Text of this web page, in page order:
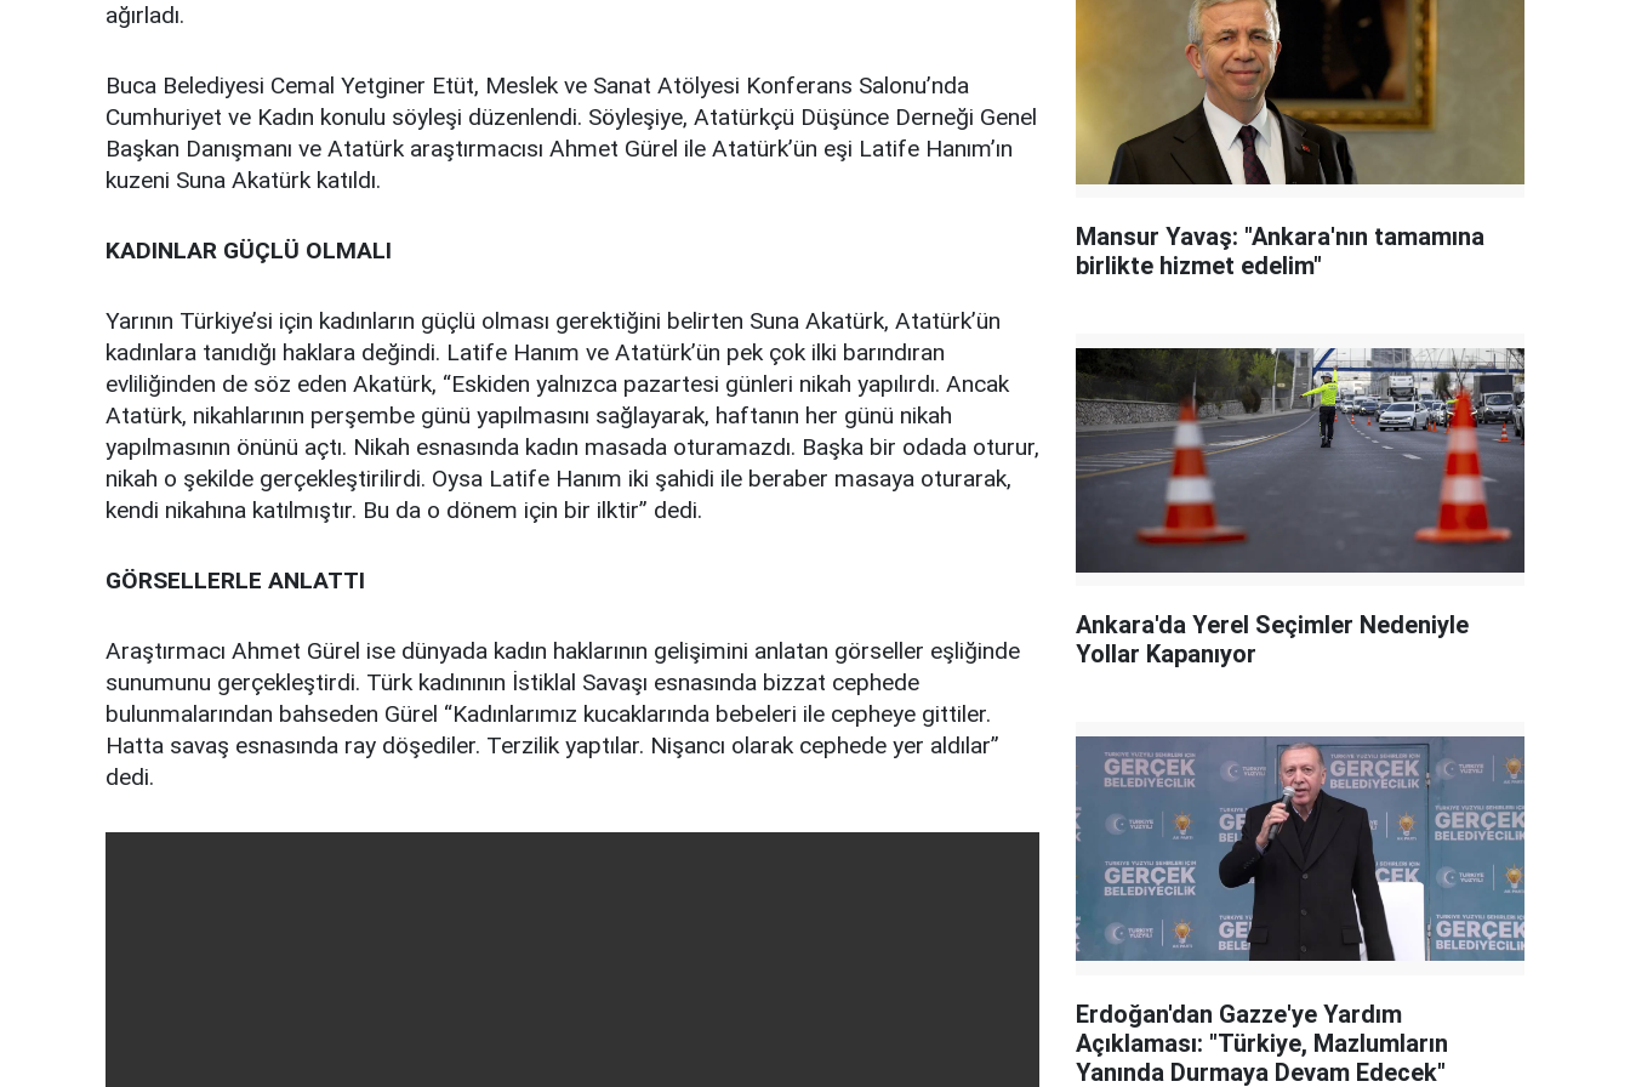
ağırladı.
Buca Belediyesi Cemal Yetginer Etüt, Meslek ve Sanat Atölyesi Konferans Salonu’nda
Cumhuriyet ve Kadın konulu söyleşi düzenlendi. Söyleşiye, Atatürkçü Düşünce Derneği Genel
Başkan Danışmanı ve Atatürk araştırmacısı Ahmet Gürel ile Atatürk’ün eşi Latife Hanım’ın
kuzeni Suna Akatürk katıldı.
KADINLAR GÜÇLÜ OLMALI
Yarının Türkiye’si için kadınların güçlü olması gerektiğini belirten Suna Akatürk, Atatürk’ün
kadınlara tanıdığı haklara değindi. Latife Hanım ve Atatürk’ün pek çok ilki barındıran
evliliğinden de söz eden Akatürk, “Eskiden yalnızca pazartesi günleri nikah yapılırdı. Ancak
Atatürk, nikahlarının perşembe günü yapılmasını sağlayarak, haftanın her günü nikah
yapılmasının önünü açtı. Nikah esnasında kadın masada oturamazdı. Başka bir odada oturur,
nikah o şekilde gerçekleştirilirdi. Oysa Latife Hanım iki şahidi ile beraber masaya oturarak,
kendi nikahına katılmıştır. Bu da o dönem için bir ilktir” dedi.
GÖRSELLERLE ANLATTI
Araştırmacı Ahmet Gürel ise dünyada kadın haklarının gelişimini anlatan görseller eşliğinde
sunumunu gerçekleştirdi. Türk kadınının İstiklal Savaşı esnasında bizzat cephede
bulunmalarından bahseden Gürel “Kadınlarımız kucaklarında bebeleri ile cepheye gittiler.
Hatta savaş esnasında ray döşediler. Terzilik yaptılar. Nişancı olarak cephede yer aldılar”
dedi.
Mansur Yavaş: "Ankara'nın tamamına
birlikte hizmet edelim"
Ankara'da Yerel Seçimler Nedeniyle
Yollar Kapanıyor
Erdoğan'dan Gazze'ye Yardım
Açıklaması: "Türkiye, Mazlumların
Yanında Durmaya Devam Edecek"